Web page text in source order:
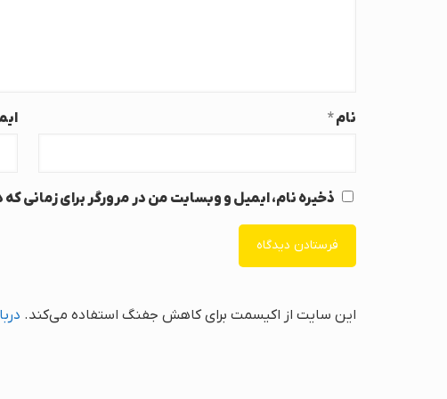
نام*
ذخیره نام، ایمیل و وبسایت من در مرورگر برای زمانی
این سایت از اکیسمت برای کاهش جفنگ استفاده می‌کند.